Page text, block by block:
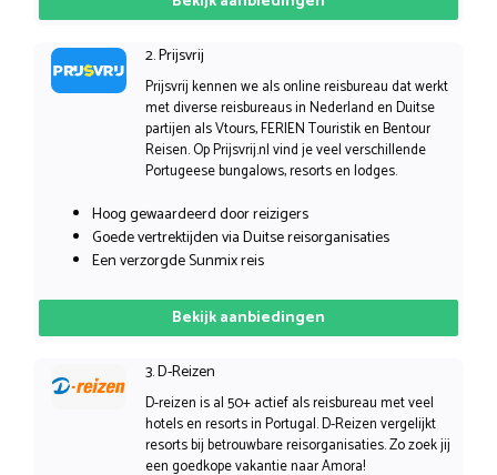
2. Prijsvrij
Prijsvrij kennen we als online reisbureau dat werkt
met diverse reisbureaus in Nederland en Duitse
partijen als Vtours, FERIEN Touristik en Bentour
Reisen. Op Prijsvrij.nl vind je veel verschillende
Portugeese bungalows, resorts en lodges.
Hoog gewaardeerd door reizigers
Goede vertrektijden via Duitse reisorganisaties
Een verzorgde Sunmix reis
Bekijk aanbiedingen
3. D-Reizen
D-reizen is al 50+ actief als reisbureau met veel
hotels en resorts in Portugal. D-Reizen vergelijkt
resorts bij betrouwbare reisorganisaties. Zo zoek jij
een goedkope vakantie naar Amora!